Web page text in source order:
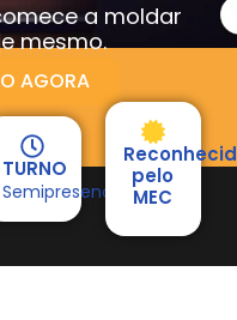
a moldar
mesmo.
AGORA
TURNO
Semipresencial
pelo
MEC